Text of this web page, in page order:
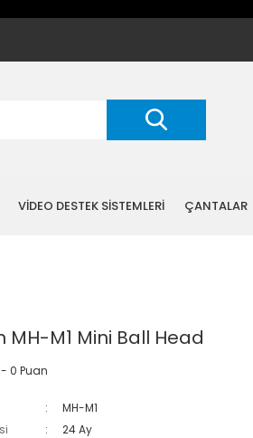
VİDEO DESTEK SİSTEMLERİ ÇANTALAR
M1 Mini Ball Head
- 0 Puan
MH-M1
24 Ay